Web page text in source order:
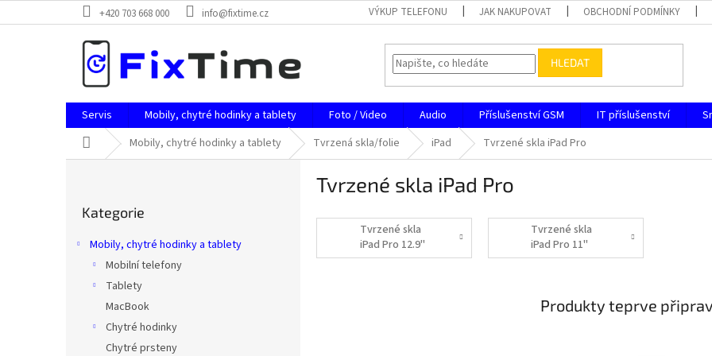
na
+420 703 668 000 info@fixtime.cz VÝKUP TELEFONU JAK NAKUPOVAT OBCHODNÍ PODMÍNKY
HLEDAT
Servis Mobily, chytré hodinky a tablety Foto / Video Audio Příslušenství GSM IT příslušenství
Domů Mobily, chytré hodinky a tablety Tvrzená skla/folie iPad Tvrzené skla iPad Pro
kategorie
Kategorie
Mobily, chytré hodinky a tablety
Mobilní telefony
Tablety
MacBook
Chytré hodinky
Chytré prsteny
Tvrzené skla iPad Pro
Tvrzené skla
iPad Pro 12.9"
Tvrzené skla
iPad Pro 11"
Produkty teprve